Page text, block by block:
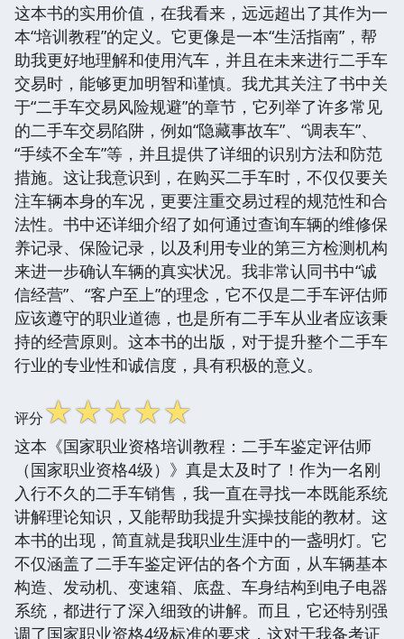
这本书的实用价值，在我看来，远远超出了其作为一
本“培训教程”的定义。它更像是一本“生活指南”，帮
助我更好地理解和使用汽车，并且在未来进行二手车
交易时，能够更加明智和谨慎。我尤其关注了书中关
于“二手车交易风险规避”的章节，它列举了许多常见
的二手车交易陷阱，例如“隐藏事故车”、“调表车”、
“手续不全车”等，并且提供了详细的识别方法和防范
措施。这让我意识到，在购买二手车时，不仅仅要关
注车辆本身的车况，更要注重交易过程的规范性和合
法性。书中还详细介绍了如何通过查询车辆的维修保
养记录、保险记录，以及利用专业的第三方检测机构
来进一步确认车辆的真实状况。我非常认同书中“诚
信经营”、“客户至上”的理念，它不仅是二手车评估师
应该遵守的职业道德，也是所有二手车从业者应该秉
持的经营原则。这本书的出版，对于提升整个二手车
行业的专业性和诚信度，具有积极的意义。
评分☆☆☆☆☆
这本《国家职业资格培训教程：二手车鉴定评估师
（国家职业资格4级）》真是太及时了！作为一名刚
入行不久的二手车销售，我一直在寻找一本既能系统
讲解理论知识，又能帮助我提升实操技能的教材。这
本书的出现，简直就是我职业生涯中的一盏明灯。它
不仅涵盖了二手车鉴定评估的各个方面，从车辆基本
构造、发动机、变速箱、底盘、车身结构到电子电器
系统，都进行了深入细致的讲解。而且，它还特别强
调了国家职业资格4级标准的要求，这对于我备考证